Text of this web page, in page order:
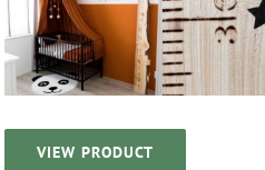
VIEW PRODUCT